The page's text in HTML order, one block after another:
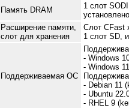
Память DRAM
1 слот
установлено
Расширение памяти
слот для хранения
Слот CFast
1 слот SD,
Поддерживаемая ОС
- Windows
- Windows
- Debian 11
- Ubuntu
- RHEL 9